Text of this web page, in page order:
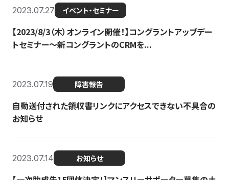
2023.07.27 イベント・セミナー
【2023/8/3（木）オンライン開催！】コングラントアップデー
トセミナー〜新コングラントのCRMを...
2023.07.19 障害報告
自動送付された領収書リンクにアクセスできない不具合の
お知らせ
2023.07.14 お知らせ